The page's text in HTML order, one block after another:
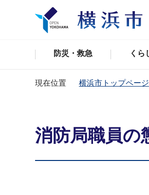
防災・救急 くら
現在位置 横浜市トップページ
消防局職員の